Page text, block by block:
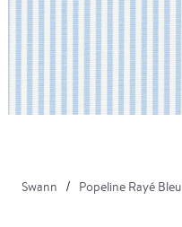
Swann Popeline Rayé Bleu